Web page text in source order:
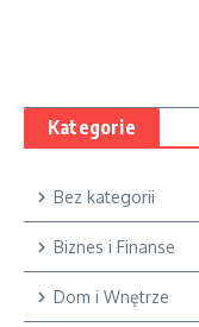
Kategorie
Bez kategorii
Biznes i Finanse
Dom i Wnętrze